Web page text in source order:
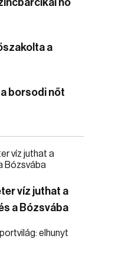
nő
a
borsodi nőt
víz juthat a
a Bózsvába